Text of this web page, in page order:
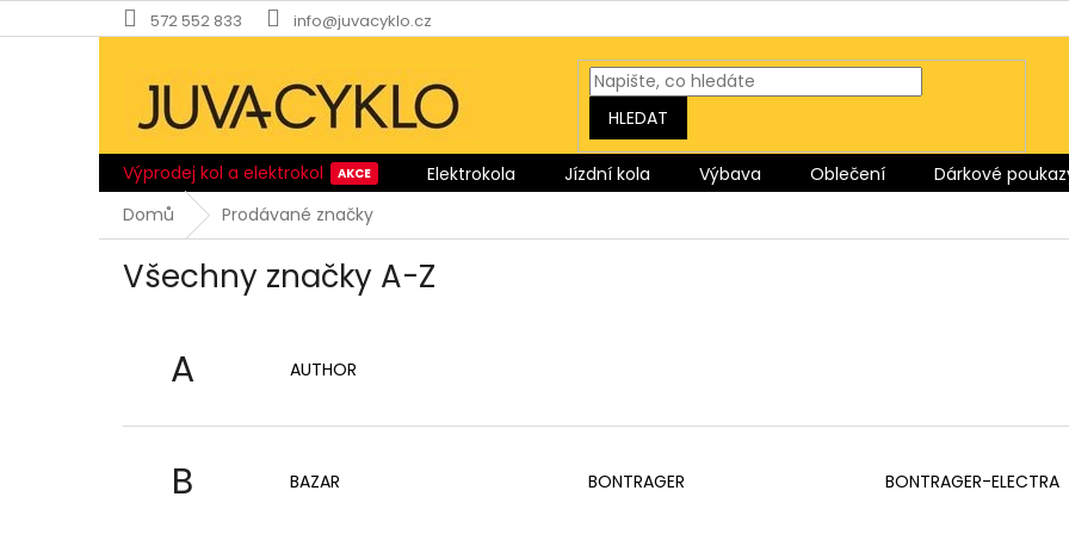
na
572 552 833 info@juvacyklo.cz
HLEDAT
Výprodej kol a elektrokol Elektrokola Jízdní kola Výbava Oblečení Dárkové
Domů
Prodávané značky
Všechny značky A-Z
A AUTHOR
B BAZAR BONTRAGER BONTRAGER-ELECTRA